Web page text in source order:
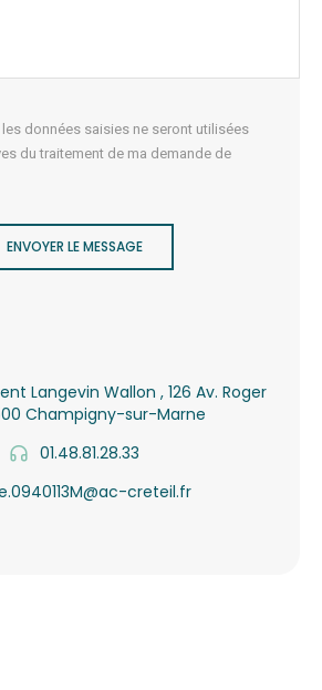
données saisies ne seront utilisées
du traitement de ma demande de
ENVOYER LE MESSAGE
Langevin Wallon , 126 Av. Roger
Champigny-sur-Marne
01.48.81.28.33
creteil.fr